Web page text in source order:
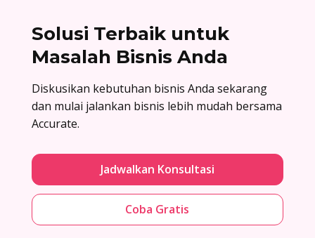
Solusi Terbaik untuk
Masalah Bisnis Anda
Diskusikan kebutuhan bisnis Anda sekarang
dan mulai jalankan bisnis lebih mudah bersama
Accurate.
Jadwalkan Konsultasi
Coba Gratis